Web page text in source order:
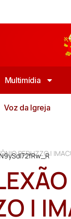
Multimídia
Voz da Igreja
PERUZZO |
|